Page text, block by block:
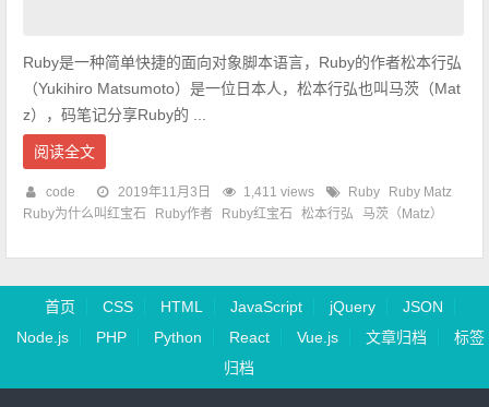
Ruby是一种简单快捷的面向对象脚本语言，Ruby的作者松本行弘
（Yukihiro Matsumoto）是一位日本人，松本行弘也叫马茨（Mat
z），码笔记分享Ruby的 ...
阅读全文
code 2019年11月3日 1,411 views Ruby
Ruby Matz
Ruby为什么叫红宝石
Ruby作者 Ruby红宝石 松本行弘 马茨（Matz）
首页 CSS HTML JavaScript jQuery
JSON
Node.js
PHP Python React Vue.js 文章归档
标签
归档